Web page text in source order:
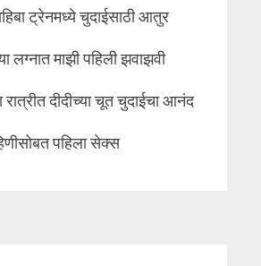
ट्रेनमध्ये चुदाईसाठी आतुर
लग्नात माझी पहिली झवाझवी
रात्रीत दीदीच्या चूत चुदाईचा आनंद
पहिला सेक्स